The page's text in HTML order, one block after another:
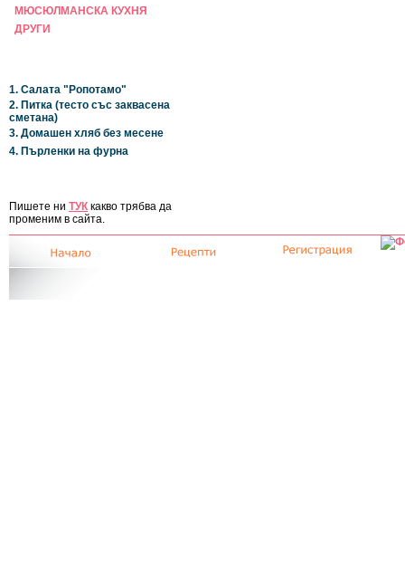
МЮСЮЛМАНСКА КУХНЯ
ДРУГИ
1. Салата "Ропотамо"
2. Питка (тесто със заквасена
сметана)
3. Домашен хляб без месене
4. Пърленки на фурна
Пишете ни ТУК какво трябва да
променим в сайта.